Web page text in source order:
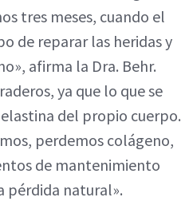
tres meses, cuando el
de reparar las heridas y
afirma la Dra. Behr.
ya que lo que se
del propio cuerpo.
perdemos colágeno,
de mantenimiento
pérdida natural».